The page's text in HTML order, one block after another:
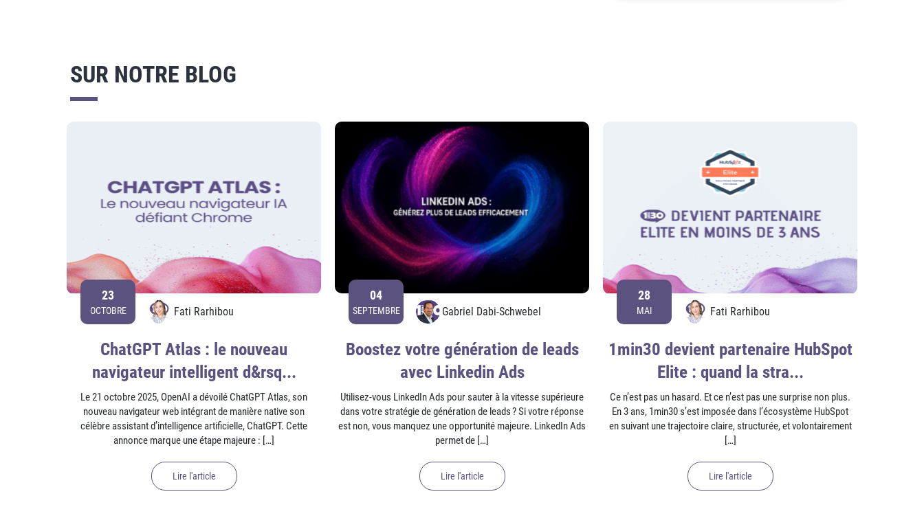
SUR NOTRE BLOG
23
OCTOBRE Fati Rarhibou
ChatGPT Atlas : le nouveau
navigateur intelligent d&rsq...
Le 21 octobre 2025, OpenAI a dévoilé ChatGPT Atlas, son
nouveau navigateur web intégrant de manière native son
célèbre assistant d’intelligence artificielle, ChatGPT. Cette
annonce marque une étape majeure : […]
Lire l'article
04
SEPTEMBRE Gabriel Dabi-Schwebel
Boostez votre génération de leads
avec Linkedin Ads
Utilisez-vous LinkedIn Ads pour sauter à la vitesse supérieure
dans votre stratégie de génération de leads ? Si votre réponse
est non, vous manquez une opportunité majeure. LinkedIn Ads
permet de […]
Lire l'article
28
MAI Fati Rarhibou
1min30 devient partenaire HubSpot
Elite : quand la stra...
Ce n’est pas un hasard. Et ce n’est pas une surprise non plus.
En 3 ans, 1min30 s’est imposée dans l’écosystème HubSpot
en suivant une trajectoire claire, structurée, et volontairement
[…]
Lire l'article